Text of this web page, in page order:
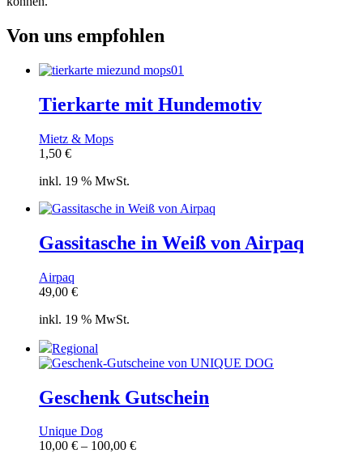
Von uns empfohlen
Tierkarte mit Hundemotiv
Mietz & Mops
1,50 €
inkl. 19 % MwSt.
Gassitasche in Weiß von Airpaq
Airpaq
49,00 €
inkl. 19 % MwSt.
Regional
Geschenk Gutschein
Unique Dog
10,00 € – 100,00 €